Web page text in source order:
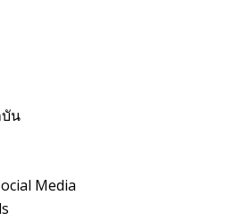
น
Media